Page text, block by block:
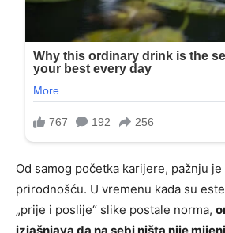
Od samog početka karijere, pažnju
prirodnošću. U vremenu kada su
„prije i poslije“ slike postale norma,
izjašnjava da na sebi ništa nije